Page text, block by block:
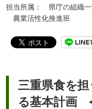
担当所属： 県庁の組織
農業活性化推進班
三重県食を
る基本計画